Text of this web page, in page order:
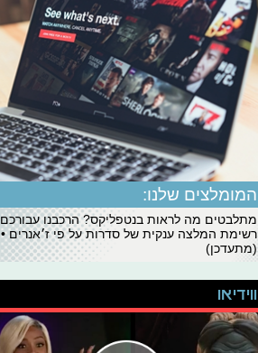
המומלצים שלנו:
מתלבטים מה לראות בנטפליקס? הרכבנו עבורכם
רשימת המלצה ענקית של סדרות על פי ז׳אנרים •
(מתעדכן)
ווידיאו